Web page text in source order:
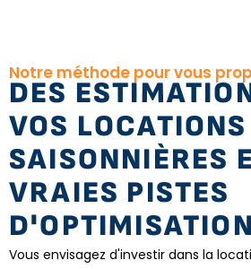
Notre méthode pour vous
DES
VOS LOCATIONS
SAISONNIÈRES
VRAIES PISTES
D'OPTIMISATION
Vous envisagez d'investir dans la